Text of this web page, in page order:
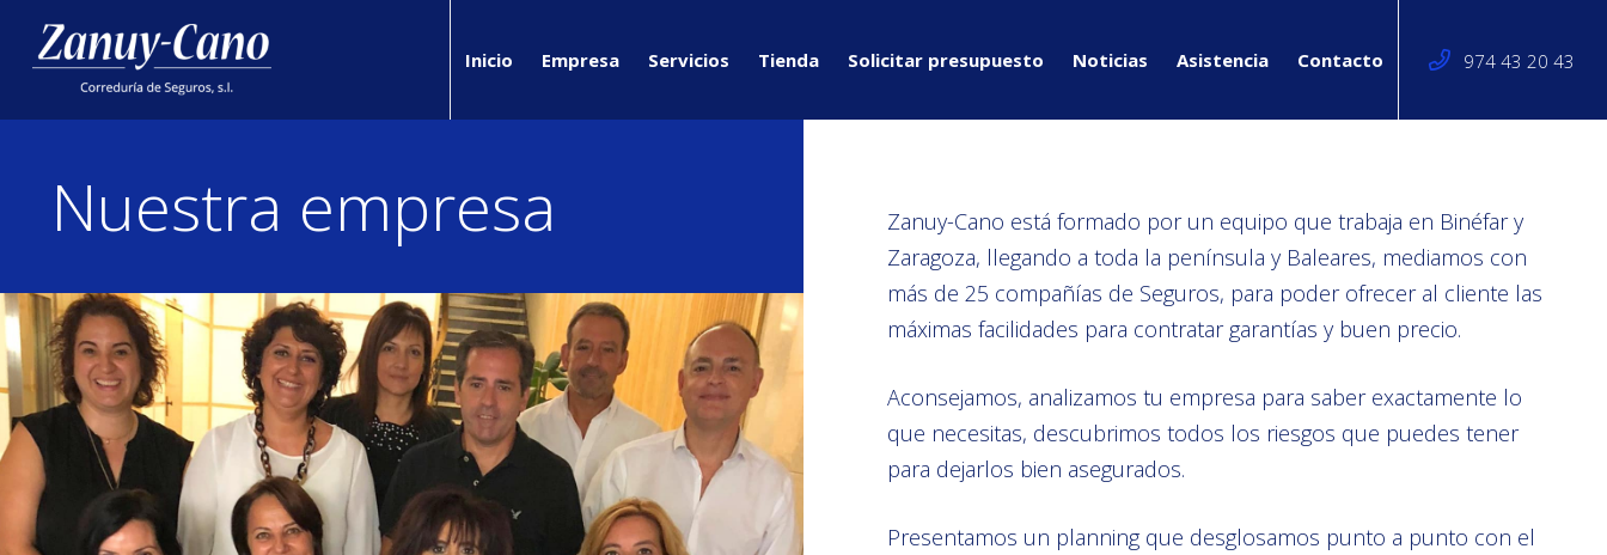
Inicio Empresa Servicios Tienda Solicitar presupuesto Noticias Asistencia Contacto 974 43 20 43
Nuestra empresa
Zanuy-Cano está formado por un equipo que trabaja en Binéfar y
Zaragoza, llegando a toda la península y Baleares, mediamos con
más de 25 compañías de Seguros, para poder ofrecer al cliente las
máximas facilidades para contratar garantías y buen precio.
Aconsejamos, analizamos tu empresa para saber exactamente lo
que necesitas, descubrimos todos los riesgos que puedes tener
para dejarlos bien asegurados.
Presentamos un planning que desglosamos punto a punto con el